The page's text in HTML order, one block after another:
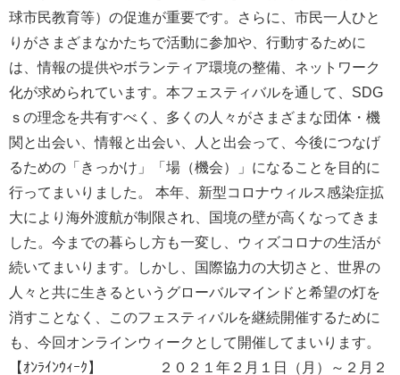
球市民教育等）の促進が重要です。さらに、市民一人ひと
りがさまざまなかたちで活動に参加や、行動するために
は、情報の提供やボランティア環境の整備、ネットワーク
化が求められています。本フェスティバルを通して、SDG
ｓの理念を共有すべく、多くの人々がさまざまな団体・機
関と出会い、情報と出会い、人と出会って、今後につなげ
るための「きっかけ」「場（機会）」になることを目的に
行ってまいりました。 本年、新型コロナウィルス感染症拡
大により海外渡航が制限され、国境の壁が高くなってきま
した。今までの暮らし方も一変し、ウィズコロナの生活が
続いてまいります。しかし、国際協力の大切さと、世界の
人々と共に生きるというグローバルマインドと希望の灯を
消すことなく、このフェスティバルを継続開催するために
も、今回オンラインウィークとして開催してまいります。
【ｵﾝﾗｲﾝｳｨｰｸ】 ２０２１年２月１日（月）～２月２